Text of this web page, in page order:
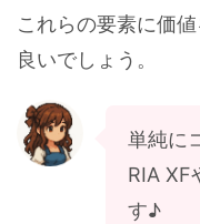
これらの要素に価
良いでしょう。
単純に
RIA XF
す♪